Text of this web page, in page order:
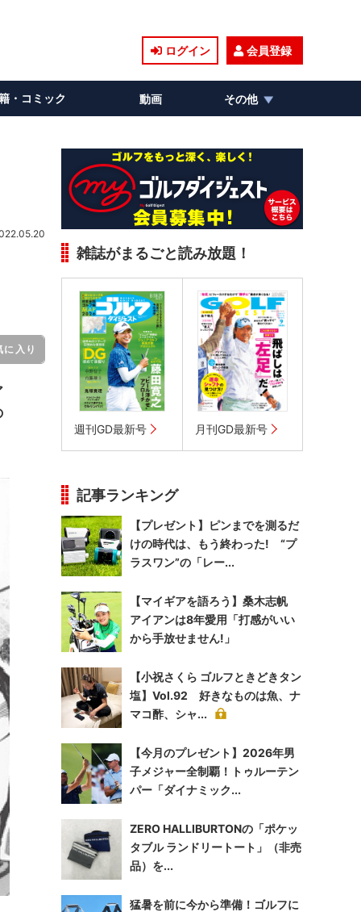
ログイン 会員登録
・コミック 動画 その他
に入り
雑誌がまるごと読み放題！
週刊GD最新号 月刊GD最新号
記事ランキング
【プレゼント】ピンまでを測るだ
けの時代は、もう終わった! “プ
ラスワン”の「レー...
【マイギアを語ろう】桑木志帆
アイアンは8年愛用「打感がいい
から手放せません!」
【小祝さくら ゴルフときどきタン
塩】Vol.92 好きなものは魚、ナ
マコ酢、シャ...
【今月のプレゼント】2026年男
子メジャー全制覇！トゥルーテン
パー「ダイナミック...
ZERO HALLIBURTONの「ポケッ
タブル ランドリートート」（非売
品）を...
猛暑を前に今から準備！ゴルフに